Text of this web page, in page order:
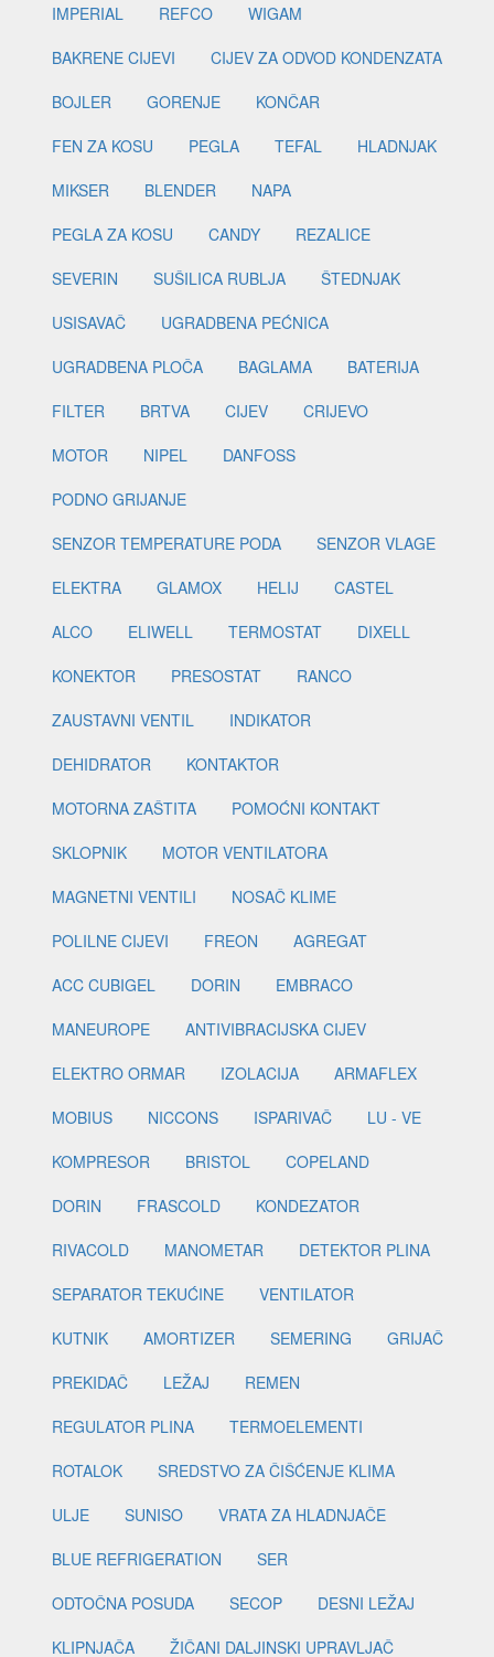
IMPERIAL
REFCO
WIGAM
BAKRENE CIJEVI
CIJEV ZA ODVOD KONDENZATA
BOJLER
GORENJE
KONČAR
FEN ZA KOSU
PEGLA TEFAL
HLADNJAK
MIKSER
BLENDER
NAPA
PEGLA ZA KOSU
CANDY
REZALICE
SEVERIN
SUŠILICA RUBLJA
ŠTEDNJAK
USISAVAČ
UGRADBENA PEĆNICA
UGRADBENA PLOČA
BAGLAMA
BATERIJA
FILTER
BRTVA CIJEV
CRIJEVO
MOTOR
NIPEL
DANFOSS
PODNO GRIJANJE
SENZOR TEMPERATURE PODA
SENZOR VLAGE
ELEKTRA
GLAMOX HELIJ
CASTEL
ALCO
ELIWELL TERMOSTAT
DIXELL
KONEKTOR
PRESOSTAT
RANCO
ZAUSTAVNI VENTIL
INDIKATOR
DEHIDRATOR
KONTAKTOR
MOTORNA ZAŠTITA
POMOĆNI KONTAKT
SKLOPNIK
MOTOR VENTILATORA
MAGNETNI VENTILI
NOSAČ KLIME
POLILNE CIJEVI
FREON
AGREGAT
ACC CUBIGEL
DORIN
EMBRACO
MANEUROPE
ANTIVIBRACIJSKA CIJEV
ELEKTRO ORMAR
IZOLACIJA
ARMAFLEX
MOBIUS
NICCONS ISPARIVAČ
LU - VE
KOMPRESOR
BRISTOL
COPELAND
DORIN
FRASCOLD
KONDEZATOR
RIVACOLD
MANOMETAR
DETEKTOR PLINA
SEPARATOR TEKUĆINE
VENTILATOR
KUTNIK
AMORTIZER SEMERING
GRIJAČ
PREKIDAČ
LEŽAJ
REMEN
REGULATOR PLINA
TERMOELEMENTI
ROTALOK
SREDSTVO ZA ČIŠĆENJE KLIMA
ULJE
SUNISO
VRATA ZA HLADNJAČE
BLUE REFRIGERATION
SER
ODTOČNA POSUDA
SECOP
DESNI LEŽAJ
KLIPNJAČA
ŽIČANI DALJINSKI UPRAVLJAČ